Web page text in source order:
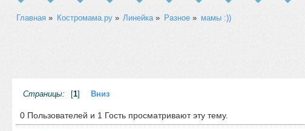
Главная » Костромама.ру» Линейка» Разное» мамы :))
Страницы: 1 Вниз
0 Пользователей и 1 Гость просматривают эту тему.